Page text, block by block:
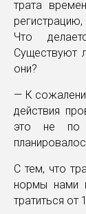
трата
Что
Существуют
они?
— К
действия
это не по
С тем, что
нормы нами
тратиться от